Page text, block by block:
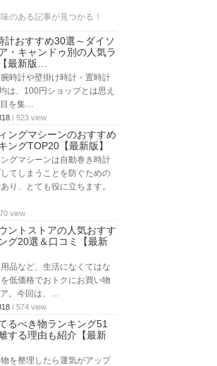
のある記事が見つかる！
計おすすめ30選～ダイソ
・キャンドゥ別の人気ラ
最新版…
時計や壁掛け時計・置時計
は、100円ショップとは思え
目を集…
/ 523 view
ングマシーンのおすすめ
ングTOP20【最新版】
グマシーンは自動巻き時計
てしまうことを防ぐための
り、とても役に立ちます。
view
ントストアの人気おすす
グ20選＆口コミ【最新
品など、生活になくてはな
低価格でおトクにお買い物
。今回は、…
/ 574 view
るべき物ランキング51
する理由も紹介【最新
物を整理したら運気がアップ